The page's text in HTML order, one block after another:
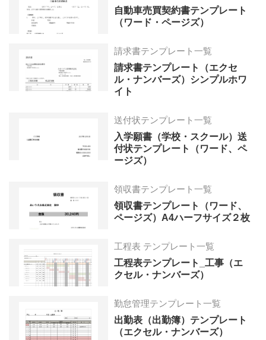
自動車売買契約書テンプレート
（ワード・ページズ）
請求書テンプレート一覧
請求書テンプレート（エクセ
ル・ナンバーズ）シンプルホワ
イト
送付状テンプレート一覧
入学願書（学校・スクール）送
付状テンプレート（ワード、ペ
ージズ）
領収書テンプレート一覧
領収書テンプレート（ワード、
ページズ）A4ハーフサイズ２枚
工程表 テンプレート一覧
工程表テンプレート_工事（エ
クセル・ナンバーズ）
勤怠管理テンプレート一覧
出勤表（出勤簿）テンプレート
（エクセル・ナンバーズ）